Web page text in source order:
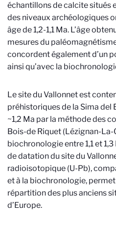
échantillons de calcite situés
des niveaux archéologiques
âge de 1,2-1,1 Ma. L’âge
mesures du
concordent également d’un
ainsi qu’avec la
Le site du Vallonnet est
préhistoriques de la Sima del
~1,2 Ma par la méthode des
Bois-de Riquet (Lézignan-La-
biochronologie entre 1,1 et
de datation du site du
radioisotopique (U-Pb),
et à la biochronologie,
répartition des plus anciens
d’Europe.